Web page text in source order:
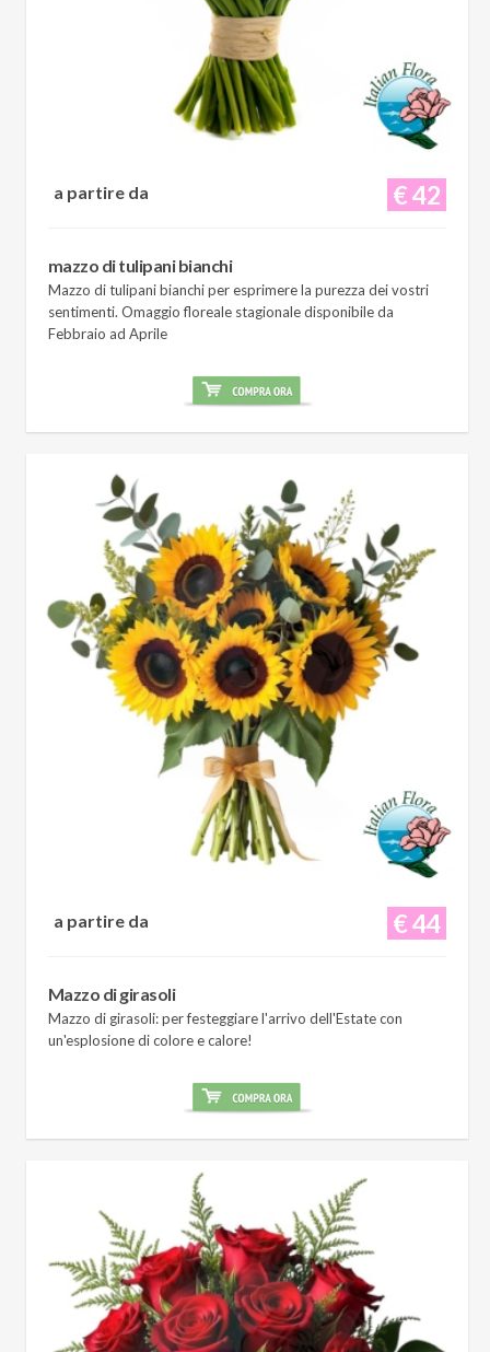
€ 42
a partire da
mazzo di tulipani bianchi
Mazzo di tulipani bianchi per esprimere la purezza dei vostri
sentimenti. Omaggio floreale stagionale disponibile da
Febbraio ad Aprile
€ 44
a partire da
Mazzo di girasoli
Mazzo di girasoli: per festeggiare l'arrivo dell'Estate con
un'esplosione di colore e calore!